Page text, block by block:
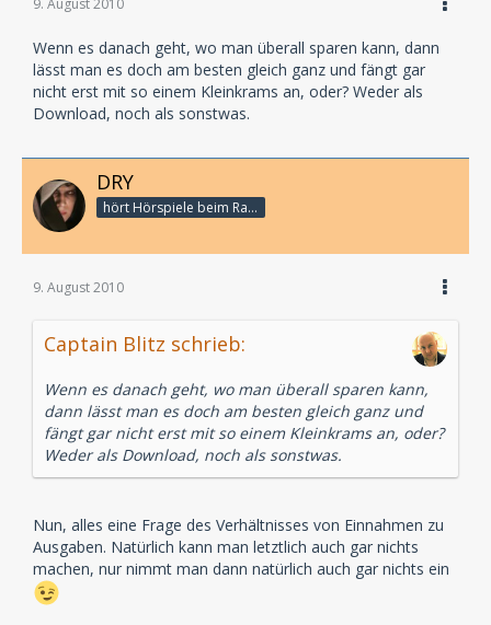
Wenn es danach geht, wo man überall sparen kann, dann
lässt man es doch am besten gleich ganz und fängt gar
nicht erst mit so einem Kleinkrams an, oder? Weder als
Download, noch als sonstwas.
DRY
hört Hörspiele beim Rasenmähen
9. August 2010
Captain Blitz schrieb:
Wenn es danach geht, wo man überall sparen kann,
dann lässt man es doch am besten gleich ganz und
fängt gar nicht erst mit so einem Kleinkrams an, oder?
Weder als Download, noch als sonstwas.
Nun, alles eine Frage des Verhältnisses von Einnahmen zu
Ausgaben. Natürlich kann man letztlich auch gar nichts
machen, nur nimmt man dann natürlich auch gar nichts ein